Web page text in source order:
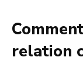
relation